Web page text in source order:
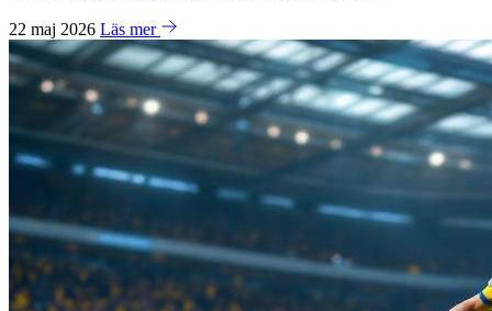
22 maj 2026 Läs mer